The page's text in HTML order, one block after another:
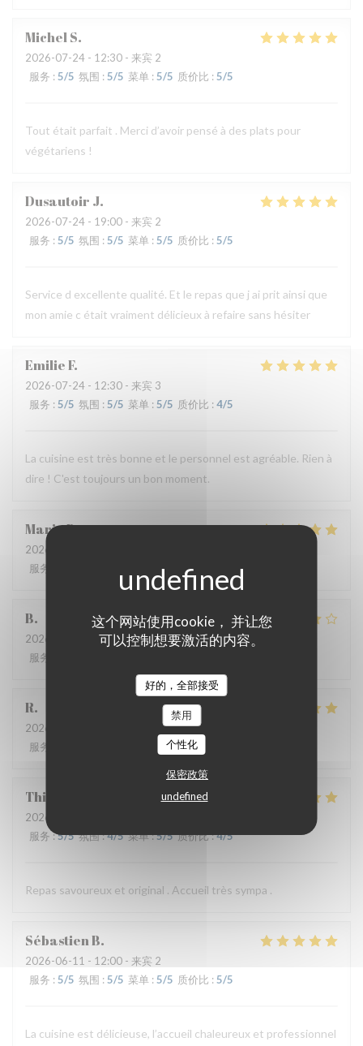
这个网站使用cookie， 并让您
可以控制想要激活的内容。
好的，全部接受
禁用
个性化
保密政策
undefined
MichelS
2026-07-24 - 12:30 - 来宾 2
服务 : 5/5 氛围 : 5/5 菜单 : 5/5 质价比 : 5/5
Tout était parfait . Merci d’avoir pensé à des plats pour
végétariens !
Dusautoir J
2026-07-24 - 19:00 - 来宾 2
服务 : 5/5 氛围 : 5/5 菜单 : 5/5 质价比 : 5/5
Service d excellente qualité. Et le repas que j ai prit ainsi que
mon amie c était vraiment délicieux à refaire sans hésiter
EmilieF
2026-07-24 - 12:30 - 来宾 3
服务 : 5/5 氛围 : 5/5 菜单 : 5/5 质价比 : 4/5
La cuisine est très bonne et le personnel est agréable. Rien à
dire ! C'est toujours un bon moment.
MarieB
2026-07-21
服务
5/5 质价比
B
2026-07-08
- 20:00 - 来宾 4
服务
R
2026-06-17
服务
/5 质价比
Thierry
2026-06-11
服务:5/5 氛围:4/5 菜单:5/5 质价比:4/5
Repas savoureux et original . Accueil très sympa .
SébastienB
2026-06-11 - 12:00 - 来宾 2
服务 : 5/5 氛围 : 5/5 菜单 : 5/5 质价比 : 5/5
La cuisine est délicieuse, l’accueil chaleureux et professionnel